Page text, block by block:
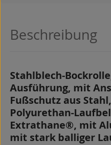
Beschreibung
Stahlblech-
Ausführung, mit
Fußschutz aus
Polyurethan-
Extrathane®, mit
mit stark balliger